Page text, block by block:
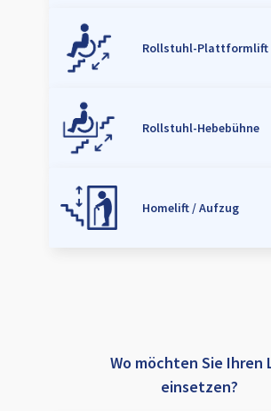
Rollstuhl-Plattformlift
Rollstuhl-Hebebühne
Homelift / Aufzug
Wo möchten Sie Ihren
einsetzen?